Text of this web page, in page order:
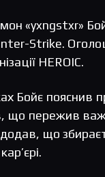
«yxngstxr»
Strike.
HEROIC.
Бойє пояснив
що пережив
додав, що